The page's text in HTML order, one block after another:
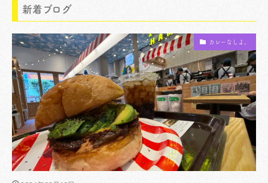
新着ブログ
カレーなしよ。